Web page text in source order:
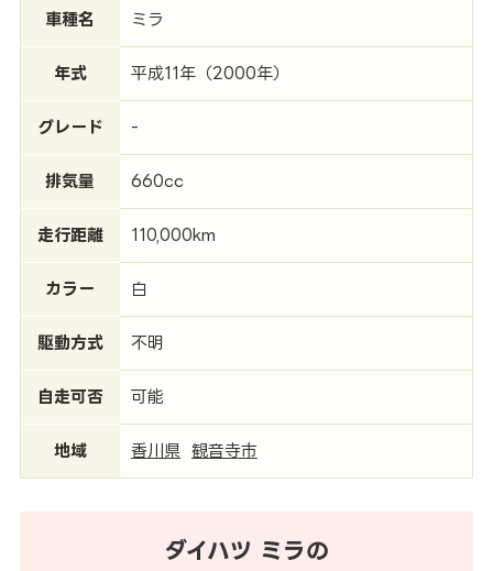
車種名 ミラ
年式 平成11年（2000年）
グレード -
排気量 660cc
走行距離 110,000km
カラー 白
駆動方式 不明
自走可否 可能
地域 香川県 観音寺市
ダイハツ ミラの